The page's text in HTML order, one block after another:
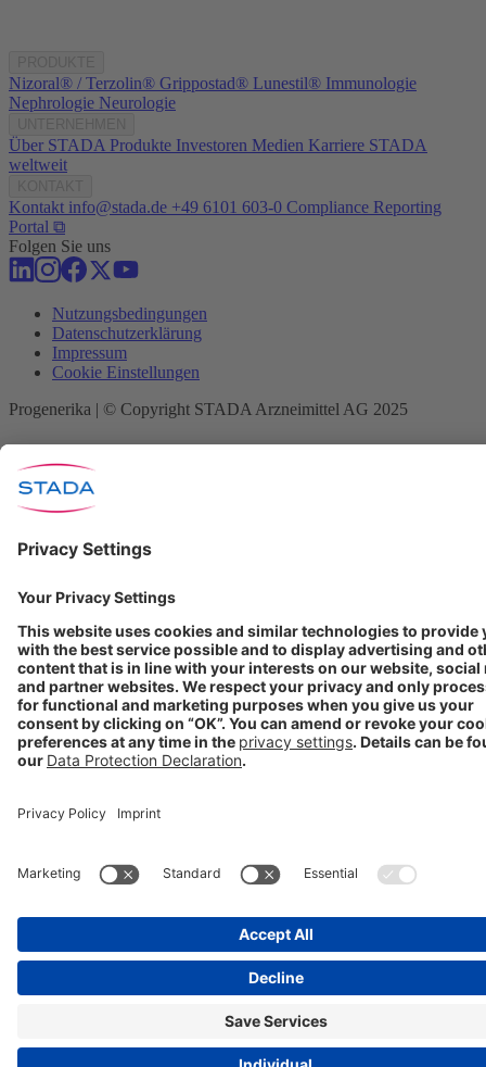
Nizoral® / Terzolin® Grippostad® Lunestil® Immunologie
Nephrologie Neurologie
Über STADA Produkte Investoren Medien Karriere STADA
weltweit
Kontakt info@stada.de +49 6101 603-0 Compliance Reporting
Portal ⧉
Folgen Sie uns
Nutzungsbedingungen
Datenschutzerklärung
Impressum
Cookie Einstellungen
Progenerika | © Copyright STADA Arzneimittel AG 2025